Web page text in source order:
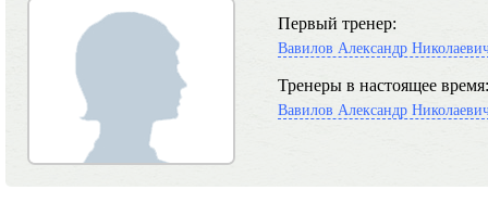
Первый тренер:
Вавилов Александр
Тренеры в настоящее время:
Вавилов Александр